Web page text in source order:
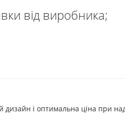
від виробника;
дизайн і оптимальна ціна при